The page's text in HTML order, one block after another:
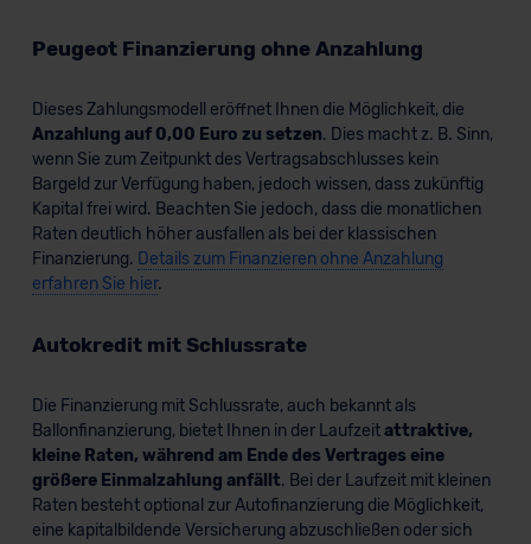
Peugeot Finanzierung ohne Anzahlung
Dieses Zahlungsmodell eröffnet Ihnen die Möglichkeit, die
Anzahlung auf 0,00 Euro zu setzen. Dies macht z. B. Sinn,
wenn Sie zum Zeitpunkt des Vertragsabschlusses kein
Bargeld zur Verfügung haben, jedoch wissen, dass zukünftig
Kapital frei wird. Beachten Sie jedoch, dass die monatlichen
Raten deutlich höher ausfallen als bei der klassischen
Finanzierung. Details zum Finanzieren ohne Anzahlung
erfahren Sie hier.
Autokredit mit Schlussrate
Die Finanzierung mit Schlussrate, auch bekannt als
Ballonfinanzierung, bietet Ihnen in der Laufzeitattraktive,
kleine Raten, während am Ende des Vertrages eine
größere Einmalzahlung anfällt. Bei der Laufzeit mit kleinen
Raten besteht optional zur Autofinanzierung die Möglichkeit,
eine kapitalbildende Versicherung abzuschließen oder sich